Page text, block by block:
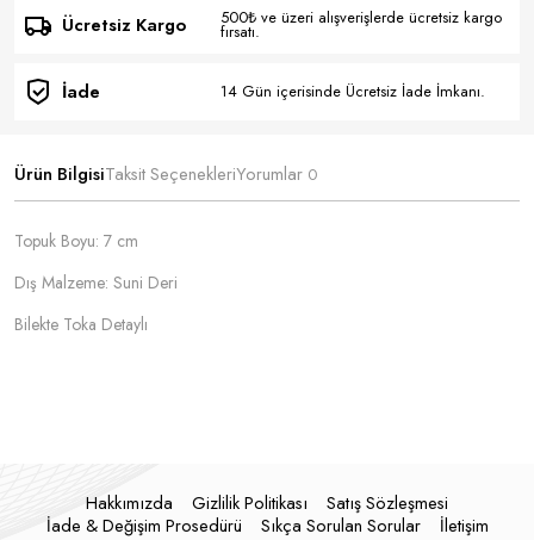
Ücretsiz Kargo 500₺ ve üzeri alışverişlerde ücretsiz kargo
fırsatı.
İade 14 Gün içerisinde Ücretsiz İade İmkanı.
Ürün BilgisiTaksit SeçenekleriYorumlar 0
Topuk Boyu: 7 cm
Dış Malzeme: Suni Deri
Bilekte Toka Detaylı
Hakkımızda Gizlilik Politikası
Satış Sözleşmesi
İade & Değişim Prosedürü
Sıkça Sorulan Sorular İletişim